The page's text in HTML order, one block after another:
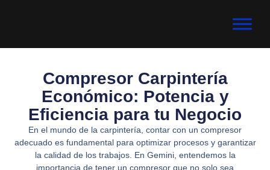
Compresor Carpintería
Económico: Potencia y
Eficiencia para tu Negocio
En el mundo de la carpintería, contar con un compresor
adecuado es fundamental para optimizar procesos y garantizar
la calidad de los trabajos. En Gemini, entendemos la
importancia de tener un compresor que no solo sea